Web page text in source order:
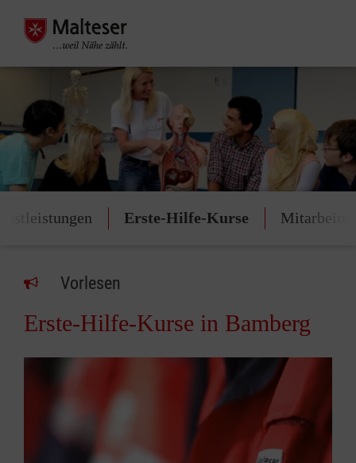
Erste-Hilfe-Kurse Mitarbeiten
Vorlesen
Erste-Hilfe-Kurse in Bamberg